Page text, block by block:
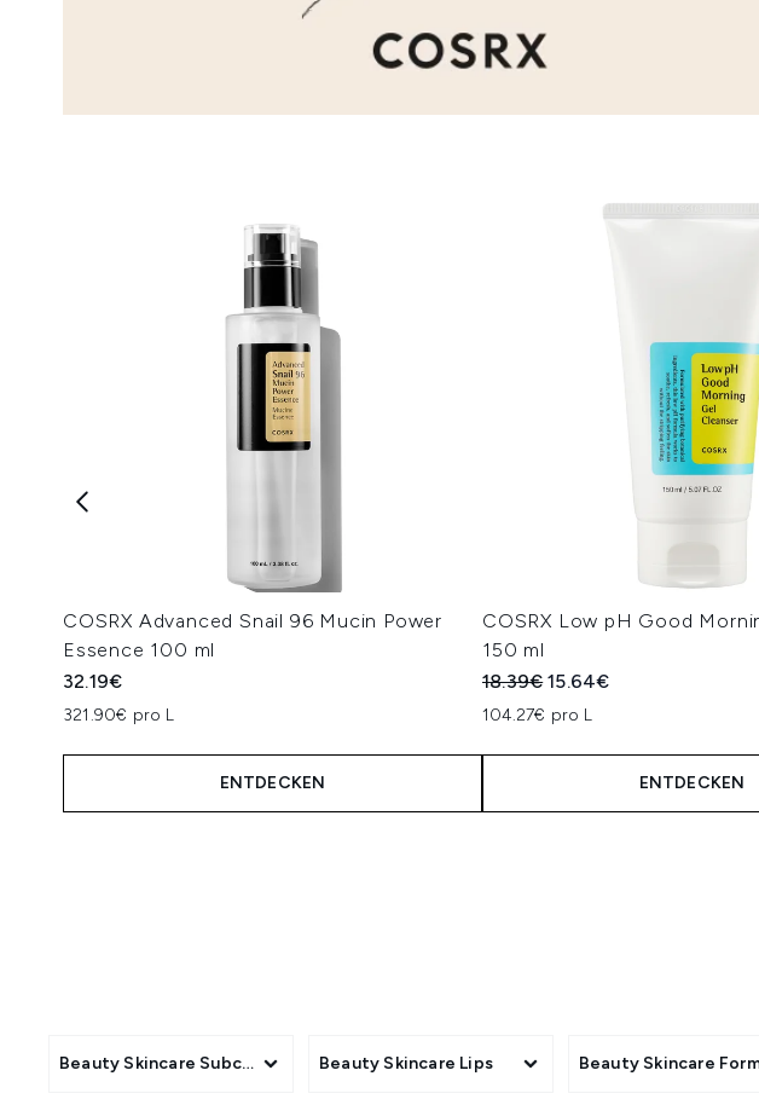
COSRX Advanced Snail 96 Mucin Power
Essence 100 ml
32.19€
321.90€ pro L
ENTDECKEN
COSRX Low pH Good
150 ml
Unverbindliche
18.39€Aktueller Preis:
15.64€
104.27€ pro L
ENTDECKEN
Beauty Skincare Subcategory Beauty Skincare Lips Beauty Skincare